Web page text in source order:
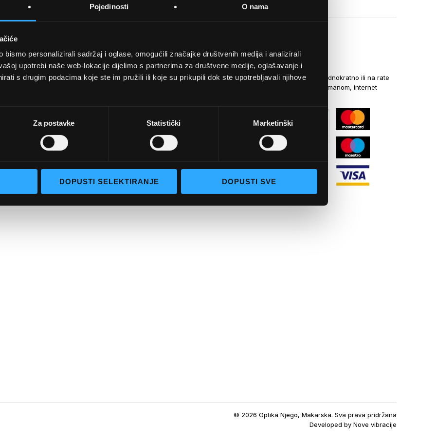
Pojedinosti O nama
bismo personalizirali sadržaj i oglase, omogućili značajke društvenih medija i analizirali
upotrebi naše web-lokacije dijelimo s partnerima za društvene medije, oglašavanje i
s drugim podacima koje ste im pružili ili koje su prikupili dok ste upotrebljavali njihove
Za postavke Statistički Marketinški
DOPUSTI SELEKTIRANJE DOPUSTI SVE
selection
UVJETI KUPNJE
Opći uvjeti poslovanja
Napredno pretraživanje
Narudžbe i povrati
NAČINI PLAĆANJA
Kreditnim karticama jednokratno ili na rate
općom uplatnicom, virmanom, internet
© 2026 Optika Njego, Makarska. Sva prava pridržana
Developed byNove vibracije